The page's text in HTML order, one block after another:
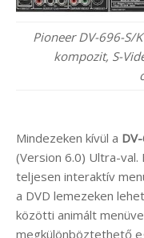
Pioneer DV-696-S/
kompozit, S-
Mindezeken kívül a
(Version 6.0) Ultra-val.
teljesen interaktív
a DVD lemezeken
közötti animált
megkülönböztethető